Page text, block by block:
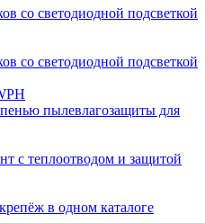
со светодиодной подсветкой
со светодиодной подсветкой
пылевлагозащиты для
с теплоотводом и защитой
в одном каталоге